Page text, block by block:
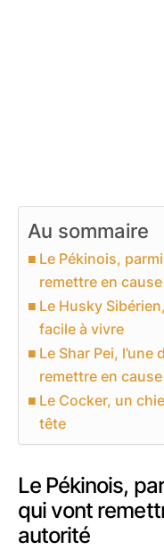
Au sommaire
Le Pékinois,
remettre en
Le Husky
facile à vivre
Le Shar Pei,
remettre en
Le Cocker, un
tête
Le Pékinois,
qui vont
autorité